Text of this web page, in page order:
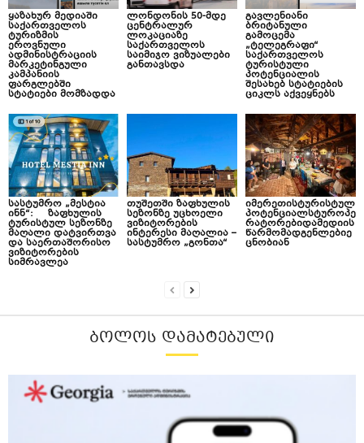
ყაზახურ მედიაში
საქართველოს
ტურიზმის
ეროვნული
ადმინისტრაციის
მარკეტინგული
კამპანიის
ფარგლებში
სტატიები მომზადდა
ლონდონის 50-მდე
ცენტრალურ
ლოკაციაზე
საქართველოს
საიმიჯო ვიზუალები
განთავსდა
გავლენიანი
ბრიტანული
გამოცემა
„ტელეგრაფი“
საქართველოს
ტურისტული
პოტენციალის
შესახებ სტატიების
ციკლს აქვეყნებს
სასტუმრო „მესტია
ინნ“: ზაფხულის
ტურისტულ სეზონზე
მაღალი დატვირთვა
და საერთაშორისო
ვიზიტორების
სიმრავლეა
თუშეთში ზაფხულის
სეზონზე უცხოელი
ვიზიტორების
ინტერესი მაღალია –
სასტუმრო „გონთა“
იმერეთისტურისტულ
პოტენციალსტუროპე
რატორებიდამედიის
წარმომადგენლებიე
ცნობიან
ᲑᲝᲚᲝᲡ ᲓᲐᲛᲐᲢᲔᲑᲣᲚᲘ